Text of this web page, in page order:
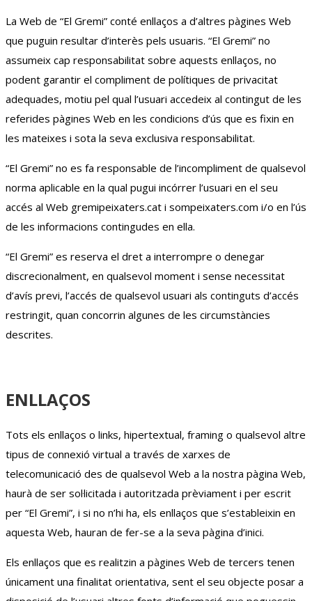
La Web de “El Gremi” conté enllaços a d’altres pàgines Web
que puguin resultar d’interès pels usuaris. “El Gremi” no
assumeix cap responsabilitat sobre aquests enllaços, no
podent garantir el compliment de polítiques de privacitat
adequades, motiu pel qual l’usuari accedeix al contingut de les
referides pàgines Web en les condicions d’ús que es fixin en
les mateixes i sota la seva exclusiva responsabilitat.
“El Gremi” no es fa responsable de l’incompliment de qualsevol
norma aplicable en la qual pugui incórrer l’usuari en el seu
accés al Web gremipeixaters.cat i sompeixaters.com i/o en l’ús
de les informacions contingudes en ella.
“El Gremi” es reserva el dret a interrompre o denegar
discrecionalment, en qualsevol moment i sense necessitat
d’avís previ, l’accés de qualsevol usuari als continguts d’accés
restringit, quan concorrin algunes de les circumstàncies
descrites.
ENLLAÇOS
Tots els enllaços o links, hipertextual, framing o qualsevol altre
tipus de connexió virtual a través de xarxes de
telecomunicació des de qualsevol Web a la nostra pàgina Web,
haurà de ser sol·licitada i autoritzada prèviament i per escrit
per “El Gremi”, i si no n’hi ha, els enllaços que s’estableixin en
aquesta Web, hauran de fer-se a la seva pàgina d’inici.
Els enllaços que es realitzin a pàgines Web de tercers tenen
únicament una finalitat orientativa, sent el seu objecte posar a